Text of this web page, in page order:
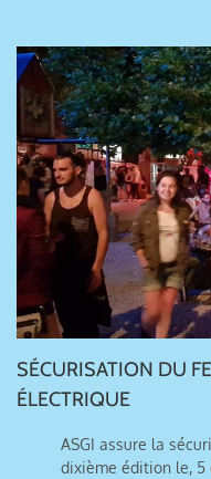
SÉCURISATION DU
ÉLECTRIQUE
ASGI assure la
dixième édition le, 5